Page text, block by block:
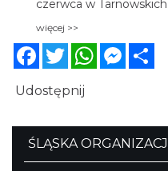
czerwca w Tarnowskich
więcej >>
FacebookTwitterWhatsApp
Udostępnij
ŚLĄSKA